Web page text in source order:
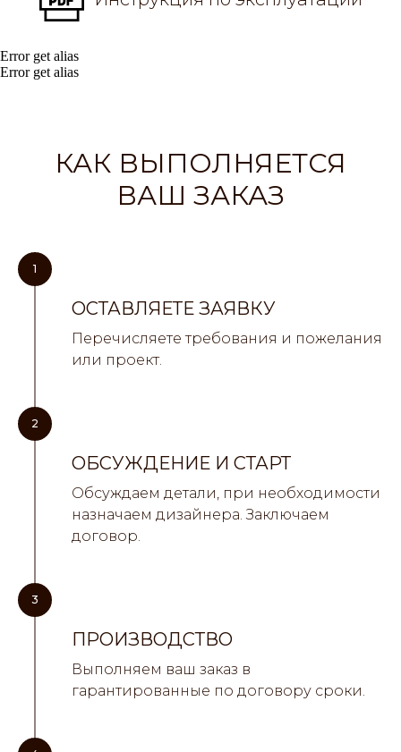
Error get alias
Error get alias
КАК ВЫПОЛНЯЕТСЯ
ВАШ ЗАКАЗ
1
ОСТАВЛЯЕТЕ ЗАЯВКУ
Перечисляете требования и пожелания
или проект.
2
ОБСУЖДЕНИЕ И СТАРТ
Обсуждаем детали, при необходимости
назначаем дизайнера. Заключаем
договор.
3
ПРОИЗВОДСТВО
Выполняем ваш заказ в
гарантированные по договору сроки.